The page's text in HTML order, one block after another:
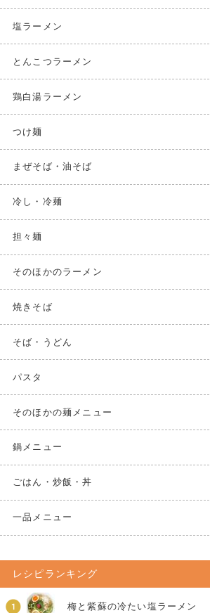
塩ラーメン
とんこつラーメン
鶏白湯ラーメン
つけ麺
まぜそば・油そば
冷し・冷麺
担々麺
そのほかのラーメン
焼きそば
そば・うどん
パスタ
そのほかの麺メニュー
鍋メニュー
ごはん・炒飯・丼
一品メニュー
レシピランキング
梅と紫蘇の冷たい塩ラーメン